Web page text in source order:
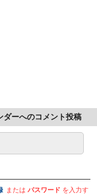
ダーへのコメント投稿
またはパスワード を入力す